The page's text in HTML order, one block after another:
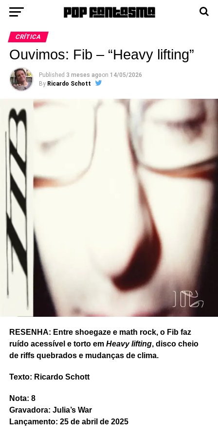
CRÍTICA
Ouvimos: Fib – “Heavy lifting”
Published 3 meses agoon 14/05/2026
By Ricardo Schott
RESENHA: Entre shoegaze e math rock, o Fib faz
ruído acessível e torto em Heavy lifting, disco cheio
de riffs quebrados e mudanças de clima.
Texto: Ricardo Schott
Nota: 8
Gravadora: Julia’s War
Lançamento: 25 de abril de 2025